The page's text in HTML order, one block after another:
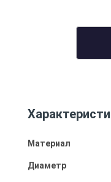
Материал
Диаметр